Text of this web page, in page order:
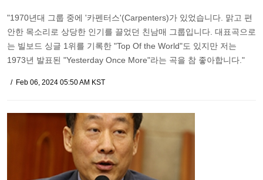
"1970년대 그룹 중에 '카펜터스'(Carpenters)가 있었습니다. 맑고 편
안한 목소리로 상당한 인기를 끌었던 친남매 그룹입니다. 대표곡으로
는 빌보드 싱글 1위를 기록한 "Top Of the World"도 있지만 저는
1973년 발표된 "Yesterday Once More"라는 곡을 참 좋아합니다."
Feb 06, 2024 05:50 AM KST